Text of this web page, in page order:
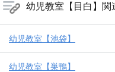
幼児教室【目白】関
幼児教室【池袋】
幼児教室【巣鴨】